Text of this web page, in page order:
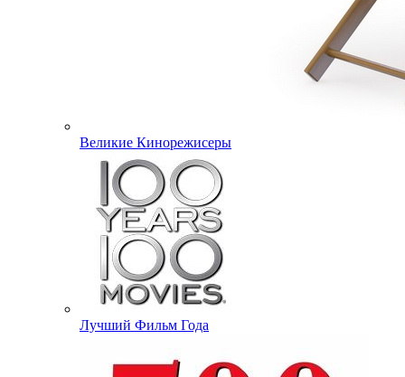
Великие Кинорежисеры
Лучший Фильм Года